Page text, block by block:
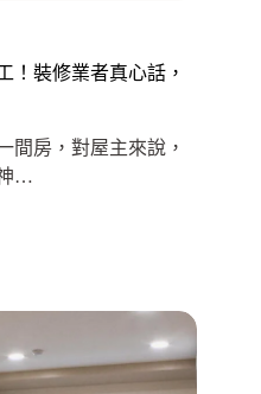
！裝修業者真心話，
間房，對屋主來說，
…